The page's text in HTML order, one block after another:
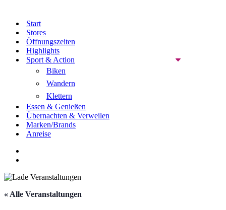
Start
Stores
Öffnungszeiten
Highlights
Sport & Action
Biken
Wandern
Klettern
Essen & Genießen
Übernachten & Verweilen
Marken/Brands
Anreise
« Alle Veranstaltungen